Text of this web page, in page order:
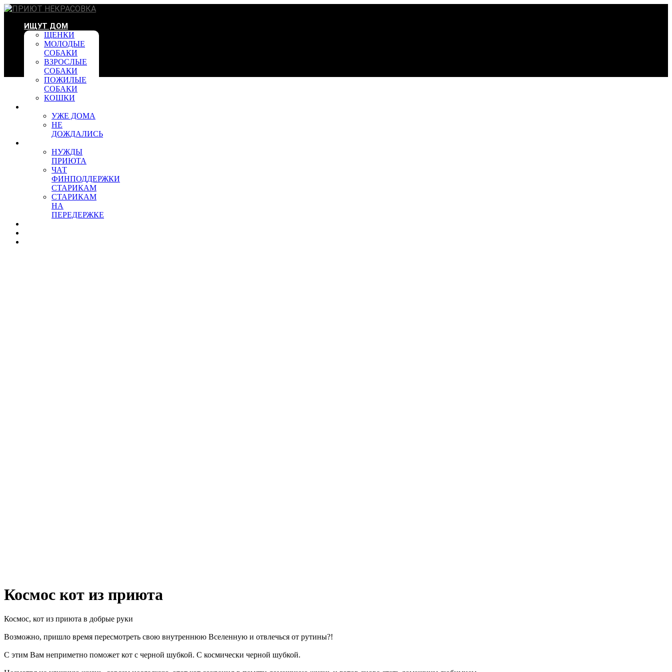
ИЩУТ ДОМ
ЩЕНКИ
МОЛОДЫЕ
СОБАКИ
ВЗРОСЛЫЕ
СОБАКИ
ПОЖИЛЫЕ
СОБАКИ
КОШКИ
УЖЕ ДОМА
НЕ
ДОЖДАЛИСЬ
НУЖДЫ
ПРИЮТА
ЧАТ
ФИНПОДДЕРЖКИ
СТАРИКАМ
СТАРИКАМ
НА
ПЕРЕДЕРЖКЕ
Космос кот из приюта
Космос, кот из приюта в добрые руки
Возможно, пришло время пересмотреть свою внутреннюю Вселенную и отвлечься от рутины?!
С этим Вам неприметно поможет кот с черной шубкой. С космически черной шубкой.